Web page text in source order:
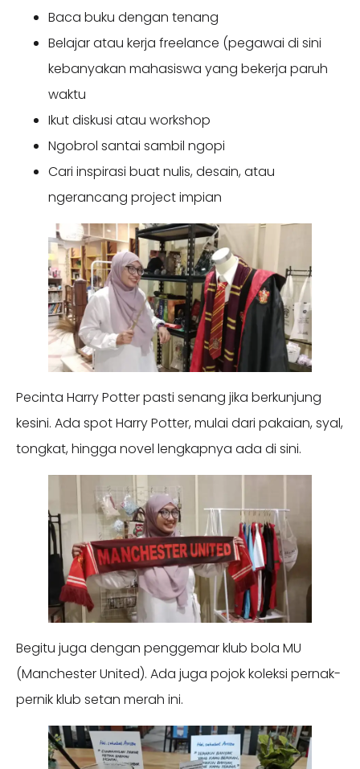
Baca buku dengan tenang
Belajar atau kerja freelance (pegawai di sini
kebanyakan mahasiswa yang bekerja paruh
waktu
Ikut diskusi atau workshop
Ngobrol santai sambil ngopi
Cari inspirasi buat nulis, desain, atau
ngerancang project impian
Pecinta Harry Potter pasti senang jika berkunjung
kesini. Ada spot Harry Potter, mulai dari pakaian, syal,
tongkat, hingga novel lengkapnya ada di sini.
Begitu juga dengan penggemar klub bola MU
(Manchester United). Ada juga pojok koleksi pernak-
pernik klub setan merah ini.